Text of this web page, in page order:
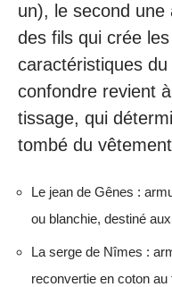
un), le second
des fils qui crée
caractéristiques
confondre revient
tissage, qui
tombé du
Le jean de Gênes :
ou blanchie, destiné
La serge de Nîmes :
reconvertie en coton